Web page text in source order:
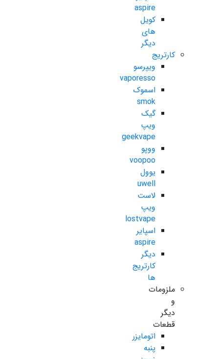
aspire
کویل
های
دیگر
کارتریج
ویپرسو
vaporesso
اسموک
smok
گیک
ویپ
geekvape
ووپو
voopoo
یوول
uwell
لاست
ویپ
lostvape
اسپایر
aspire
دیگر
کارتریج
ها
ملزومات
و
دیگر
قطعات
اتومایزر
پنبه